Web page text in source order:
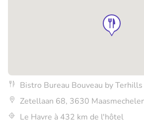
Bistro Bureau Bouveau by
Zetellaan 68, 3630
Le Havre à 432 km de l'hôtel